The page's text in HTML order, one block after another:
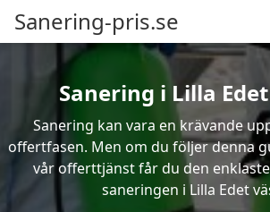
Sanering-pris.se
Sanering i Lilla
Sanering kan vara en krävande
offertfasen. Men om du följer denna
vår offerttjänst får du den
saneringen i Lilla Edet